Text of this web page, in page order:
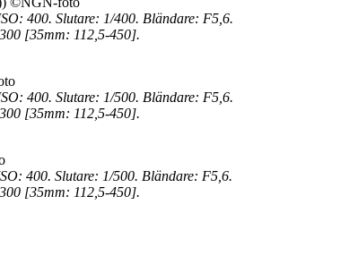
400. Slutare: 1/400. Bländare: F5,6.
[35mm: 112,5-450].
400. Slutare: 1/500. Bländare: F5,6.
[35mm: 112,5-450].
400. Slutare: 1/500. Bländare: F5,6.
[35mm: 112,5-450].